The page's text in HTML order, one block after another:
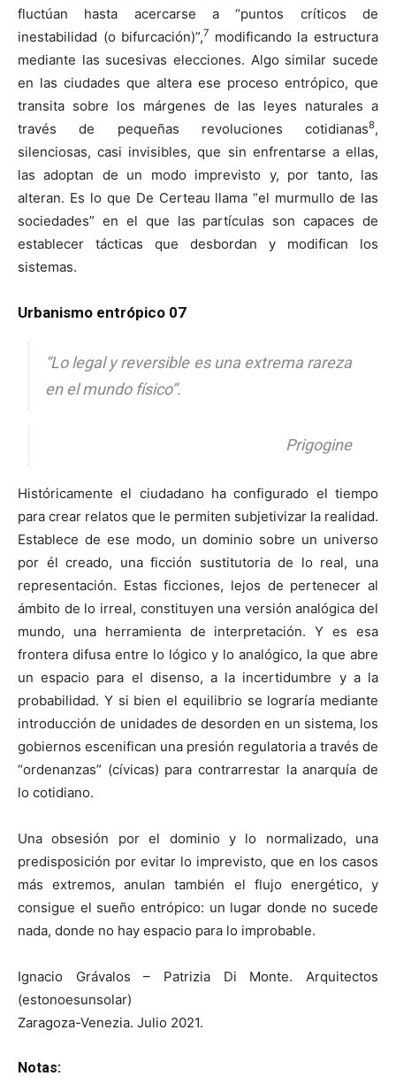
fluctúan hasta acercarse a “puntos críticos de
inestabilidad (o bifurcación)”,7 modificando la estructura
mediante las sucesivas elecciones. Algo similar sucede
en las ciudades que altera ese proceso entrópico, que
transita sobre los márgenes de las leyes naturales a
través de pequeñas revoluciones cotidianas8,
silenciosas, casi invisibles, que sin enfrentarse a ellas,
las adoptan de un modo imprevisto y, por tanto, las
alteran. Es lo que De Certeau llama “el murmullo de las
sociedades” en el que las partículas son capaces de
establecer tácticas que desbordan y modifican los
sistemas.
Urbanismo entrópico 07
“Lo legal y reversible es una extrema rareza
en el mundo físico”.
Prigogine
Históricamente el ciudadano ha configurado el tiempo
para crear relatos que le permiten subjetivizar la realidad.
Establece de ese modo, un dominio sobre un universo
por él creado, una ficción sustitutoria de lo real, una
representación. Estas ficciones, lejos de pertenecer al
ámbito de lo irreal, constituyen una versión analógica del
mundo, una herramienta de interpretación. Y es esa
frontera difusa entre lo lógico y lo analógico, la que abre
un espacio para el disenso, a la incertidumbre y a la
probabilidad. Y si bien el equilibrio se lograría mediante
introducción de unidades de desorden en un sistema, los
gobiernos escenifican una presión regulatoria a través de
“ordenanzas” (cívicas) para contrarrestar la anarquía de
lo cotidiano.
Una obsesión por el dominio y lo normalizado, una
predisposición por evitar lo imprevisto, que en los casos
más extremos, anulan también el flujo energético, y
consigue el sueño entrópico: un lugar donde no sucede
nada, donde no hay espacio para lo improbable.
Ignacio Grávalos – Patrizia Di Monte. Arquitectos
(estonoesunsolar)
Zaragoza-Venezia. Julio 2021.
Notas: